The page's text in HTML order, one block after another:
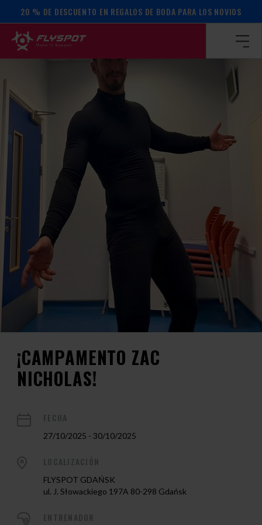
20 % DE DESCUENTO EN REGALOS DE BODA PARA LOS NOVIOS
Página de inicio / Calendario de actos / ¡Campamento Zac
¡CAMPAMENTO ZAC
NICHOLAS!
27/10/2025 - 30/10/2025
FLYSPOT GDAŃSK
ul. J. Słowackiego 197A 80-298 Gdańsk